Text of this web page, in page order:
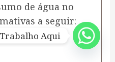
de água no
a seguir:
Aqui